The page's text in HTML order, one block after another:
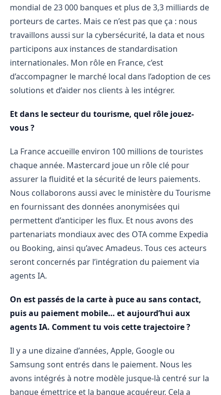
mondial de 23 000 banques et plus de 3,3 milliards de
porteurs de cartes. Mais ce n’est pas que ça : nous
travaillons aussi sur la cybersécurité, la data et nous
participons aux instances de standardisation
internationales. Mon rôle en France, c’est
d’accompagner le marché local dans l’adoption de ces
solutions et d’aider nos clients à les intégrer.
Et dans le secteur du tourisme, quel rôle jouez-
vous ?
La France accueille environ 100 millions de touristes
chaque année. Mastercard joue un rôle clé pour
assurer la fluidité et la sécurité de leurs paiements.
Nous collaborons aussi avec le ministère du Tourisme
en fournissant des données anonymisées qui
permettent d’anticiper les flux. Et nous avons des
partenariats mondiaux avec des OTA comme Expedia
ou Booking, ainsi qu’avec Amadeus. Tous ces acteurs
seront concernés par l’intégration du paiement via
agents IA.
On est passés de la carte à puce au sans contact,
puis au paiement mobile… et aujourd’hui aux
agents IA. Comment tu vois cette trajectoire ?
Il y a une dizaine d’années, Apple, Google ou
Samsung sont entrés dans le paiement. Nous les
avons intégrés à notre modèle jusque-là centré sur la
banque émettrice et la banque acquéreur. Cela a